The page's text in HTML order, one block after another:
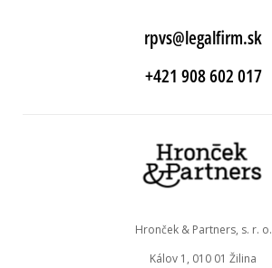
rpvs@legalfirm.sk
+421 908 602 017
Hronček & Partners, s. r. o.
Kálov 1, 010 01 Žilina